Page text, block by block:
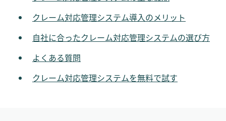
クレーム対応管理システム導入のメリット
自社に合ったクレーム対応管理システムの選び方
よくある質問
クレーム対応管理システムを無料で試す